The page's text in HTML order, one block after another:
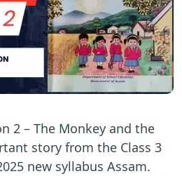
2 – The Monkey and the
story from the Class 3
new syllabus Assam.